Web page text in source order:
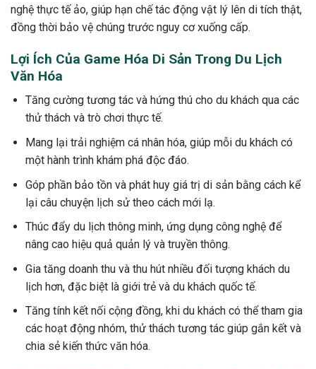
nghệ thực tế ảo, giúp hạn chế tác động vật lý lên di tích thật,
đồng thời bảo vệ chúng trước nguy cơ xuống cấp.
Lợi Ích Của Game Hóa Di Sản Trong Du Lịch
Văn Hóa
Tăng cường tương tác và hứng thú cho du khách qua các
thử thách và trò chơi thực tế.
Mang lại trải nghiệm cá nhân hóa, giúp mỗi du khách có
một hành trình khám phá độc đáo.
Góp phần bảo tồn và phát huy giá trị di sản bằng cách kể
lại câu chuyện lịch sử theo cách mới lạ.
Thúc đẩy du lịch thông minh, ứng dụng công nghệ để
nâng cao hiệu quả quản lý và truyền thông.
Gia tăng doanh thu và thu hút nhiều đối tượng khách du
lịch hơn, đặc biệt là giới trẻ và du khách quốc tế.
Tăng tính kết nối cộng đồng, khi du khách có thể tham gia
các hoạt động nhóm, thử thách tương tác giúp gắn kết và
chia sẻ kiến thức văn hóa.